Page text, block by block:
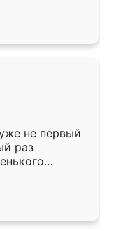
Собрали
даже
не первый
раз
второй раз
очень